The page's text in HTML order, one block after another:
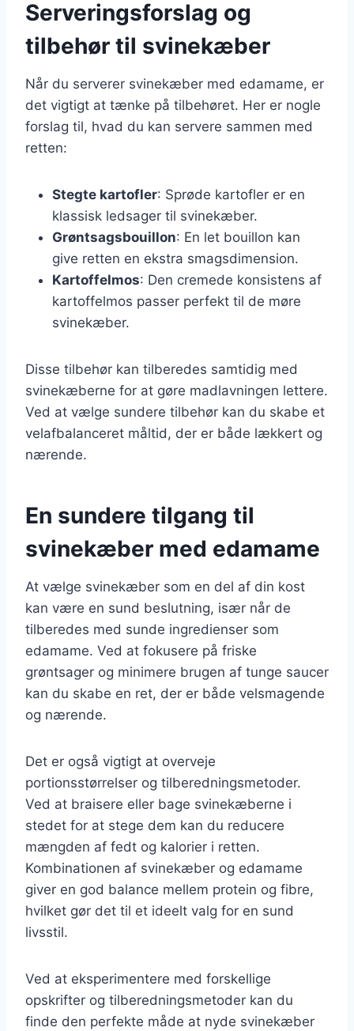
Serveringsforslag og
tilbehør til svinekæber
Når du serverer svinekæber med edamame, er
det vigtigt at tænke på tilbehøret. Her er nogle
forslag til, hvad du kan servere sammen med
retten:
Stegte kartofler: Sprøde kartofler er en
klassisk ledsager til svinekæber.
Grøntsagsbouillon: En let bouillon kan
give retten en ekstra smagsdimension.
Kartoffelmos: Den cremede konsistens af
kartoffelmos passer perfekt til de møre
svinekæber.
Disse tilbehør kan tilberedes samtidig med
svinekæberne for at gøre madlavningen lettere.
Ved at vælge sundere tilbehør kan du skabe et
velafbalanceret måltid, der er både lækkert og
nærende.
En sundere tilgang til
svinekæber med edamame
At vælge svinekæber som en del af din kost
kan være en sund beslutning, især når de
tilberedes med sunde ingredienser som
edamame. Ved at fokusere på friske
grøntsager og minimere brugen af tunge saucer
kan du skabe en ret, der er både velsmagende
og nærende.
Det er også vigtigt at overveje
portionsstørrelser og tilberedningsmetoder.
Ved at braisere eller bage svinekæberne i
stedet for at stege dem kan du reducere
mængden af fedt og kalorier i retten.
Kombinationen af svinekæber og edamame
giver en god balance mellem protein og fibre,
hvilket gør det til et ideelt valg for en sund
livsstil.
Ved at eksperimentere med forskellige
opskrifter og tilberedningsmetoder kan du
finde den perfekte måde at nyde svinekæber